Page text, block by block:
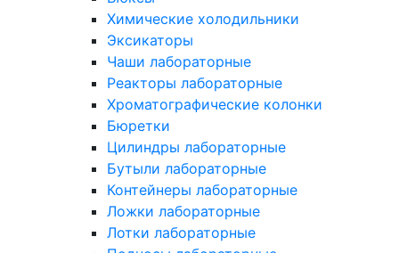
Химические холодильники
Эксикаторы
Чаши лабораторные
Реакторы лабораторные
Хроматографические колонки
Бюретки
Цилиндры лабораторные
Бутыли лабораторные
Контейнеры лабораторные
Ложки лабораторные
Лотки лабораторные